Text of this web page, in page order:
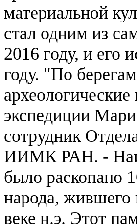
материальной
стал одним из
2016 году, и его
году. "По
экспедиции
сотрудник
ИИМК РАН. -
было раскопано
народа, жившего
веке н.э. Этот